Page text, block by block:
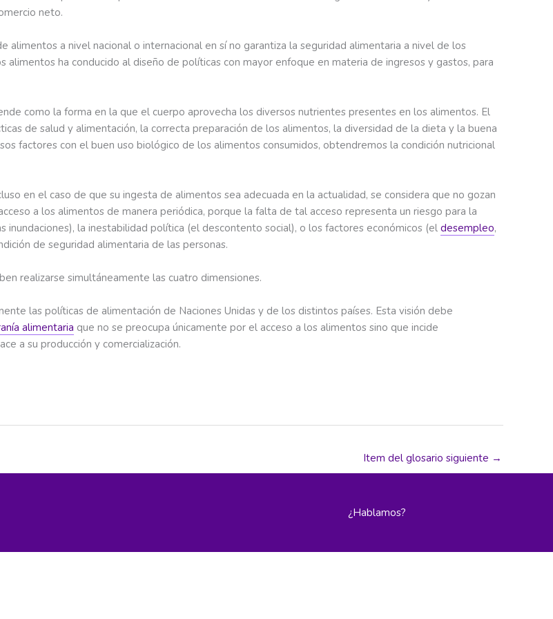
neto.
alimentos a nivel nacional o internacional en sí no garantiza la seguridad alimentaria a nivel de los
alimentos ha conducido al diseño de políticas con mayor enfoque en materia de ingresos y gastos, para
como la forma en la que el cuerpo aprovecha los diversos nutrientes presentes en los alimentos. El
de salud y alimentación, la correcta preparación de los alimentos, la diversidad de la dieta y la buena
factores con el buen uso biológico de los alimentos consumidos, obtendremos la condición nutricional
en el caso de que su ingesta de alimentos sea adecuada en la actualidad, se considera que no gozan
a los alimentos de manera periódica, porque la falta de tal acceso representa un riesgo para la
inundaciones), la inestabilidad política (el descontento social), o los factores económicos (el desempleo,
de seguridad alimentaria de las personas.
realizarse simultáneamente las cuatro dimensiones.
las políticas de alimentación de Naciones Unidas y de los distintos países. Esta visión debe
alimentaria que no se preocupa únicamente por el acceso a los alimentos sino que incide
a su producción y comercialización.
Item del glosario siguiente →
¿Hablamos?